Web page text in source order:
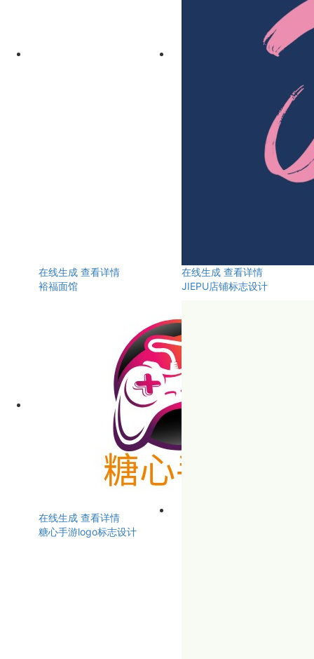
在线生成 查看详情
裕福面馆
在线生成 查看详情
JIEPU店铺标志设计
在线生成 查看详情
糖心手游logo标志设计